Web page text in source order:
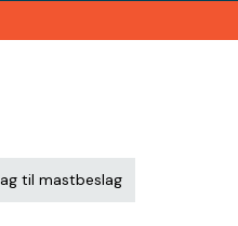
til mastbeslag